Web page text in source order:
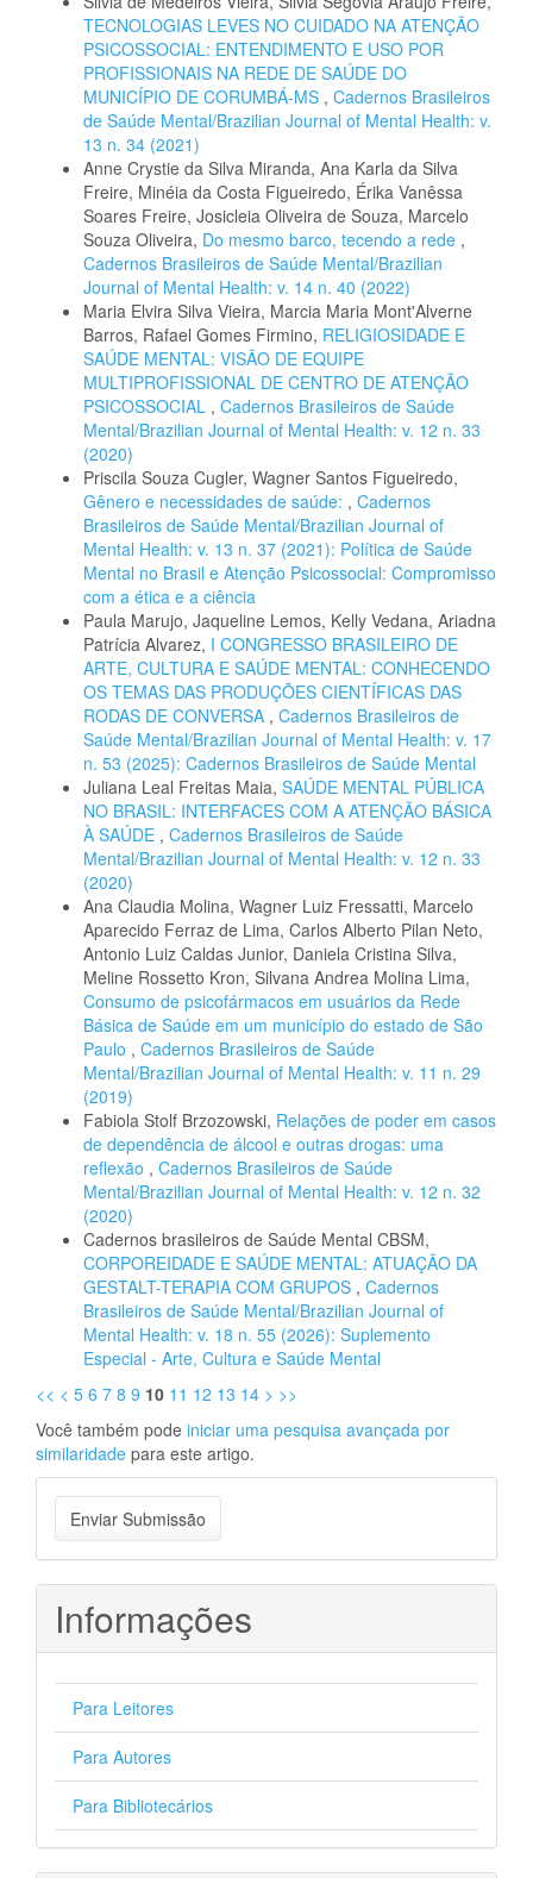
TECNOLOGIAS LEVES NO CUIDADO NA ATENÇÃO
PSICOSSOCIAL: ENTENDIMENTO E USO POR
PROFISSIONAIS NA REDE DE SAÚDE DO
MUNICÍPIO DE CORUMBÁ-MS , Cadernos Brasileiros
de Saúde Mental/Brazilian Journal of Mental Health: v.
13 n. 34 (2021)
Anne Crystie da Silva Miranda, Ana Karla da Silva
Freire, Minéia da Costa Figueiredo, Érika Vanêssa
Soares Freire, Josicleia Oliveira de Souza, Marcelo
Souza Oliveira, Do mesmo barco, tecendo a rede ,
Cadernos Brasileiros de Saúde Mental/Brazilian
Journal of Mental Health: v. 14 n. 40 (2022)
Maria Elvira Silva Vieira, Marcia Maria Mont'Alverne
Barros, Rafael Gomes Firmino, RELIGIOSIDADE E
SAÚDE MENTAL: VISÃO DE EQUIPE
MULTIPROFISSIONAL DE CENTRO DE ATENÇÃO
PSICOSSOCIAL , Cadernos Brasileiros de Saúde
Mental/Brazilian Journal of Mental Health: v. 12 n. 33
(2020)
Priscila Souza Cugler, Wagner Santos Figueiredo,
Gênero e necessidades de saúde: , Cadernos
Brasileiros de Saúde Mental/Brazilian Journal of
Mental Health: v. 13 n. 37 (2021): Política de Saúde
Mental no Brasil e Atenção Psicossocial: Compromisso
com a ética e a ciência
Paula Marujo, Jaqueline Lemos, Kelly Vedana, Ariadna
Patrícia Alvarez, I CONGRESSO BRASILEIRO DE
ARTE, CULTURA E SAÚDE MENTAL: CONHECENDO
OS TEMAS DAS PRODUÇÕES CIENTÍFICAS DAS
RODAS DE CONVERSA , Cadernos Brasileiros de
Saúde Mental/Brazilian Journal of Mental Health: v. 17
n. 53 (2025): Cadernos Brasileiros de Saúde Mental
Juliana Leal Freitas Maia, SAÚDE MENTAL PÚBLICA
NO BRASIL: INTERFACES COM A ATENÇÃO BÁSICA
À SAÚDE , Cadernos Brasileiros de Saúde
Mental/Brazilian Journal of Mental Health: v. 12 n. 33
(2020)
Ana Claudia Molina, Wagner Luiz Fressatti, Marcelo
Aparecido Ferraz de Lima, Carlos Alberto Pilan Neto,
Antonio Luiz Caldas Junior, Daniela Cristina Silva,
Meline Rossetto Kron, Silvana Andrea Molina Lima,
Consumo de psicofármacos em usuários da Rede
Básica de Saúde em um município do estado de São
Paulo , Cadernos Brasileiros de Saúde
Mental/Brazilian Journal of Mental Health: v. 11 n. 29
(2019)
Fabiola Stolf Brzozowski, Relações de poder em casos
de dependência de álcool e outras drogas: uma
reflexão , Cadernos Brasileiros de Saúde
Mental/Brazilian Journal of Mental Health: v. 12 n. 32
(2020)
Cadernos brasileiros de Saúde Mental CBSM,
CORPOREIDADE E SAÚDE MENTAL: ATUAÇÃO DA
GESTALT-TERAPIA COM GRUPOS , Cadernos
Brasileiros de Saúde Mental/Brazilian Journal of
Mental Health: v. 18 n. 55 (2026): Suplemento
Especial - Arte, Cultura e Saúde Mental
<< < 5 6 7 8 9 10 11 12 13 14 > >>
Você também pode iniciar uma pesquisa avançada por
similaridade para este artigo.
Enviar
Submissão
Enviar Submissão
Informações
Para Leitores
Para Autores
Para Bibliotecários